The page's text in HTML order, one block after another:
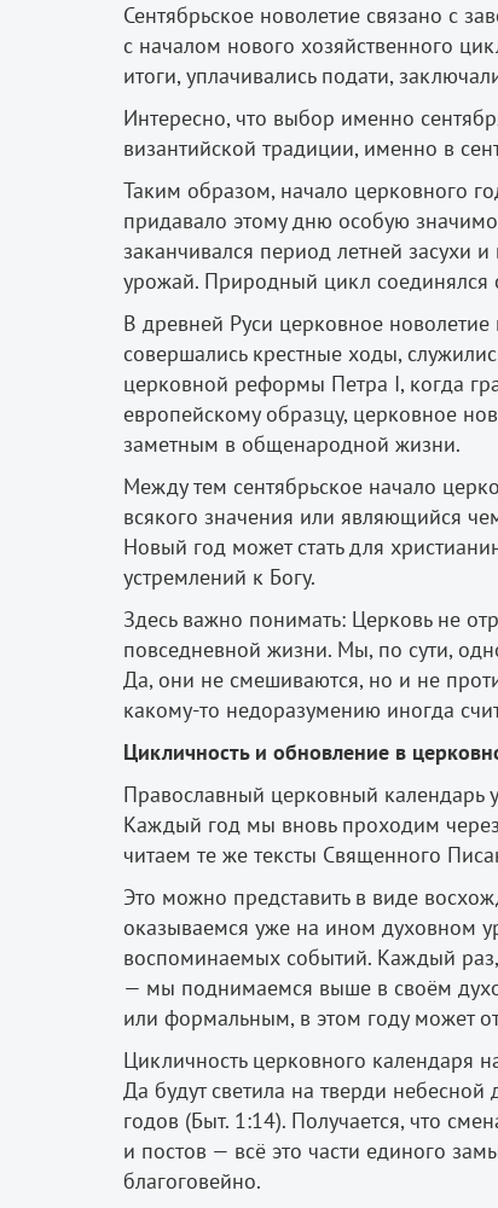
Сентябрьское новолетие связано с
с началом нового хозяйственного
итоги, уплачивались подати,
Интересно, что выбор именно
византийской традиции, именно в
Таким образом, начало церковного
придавало этому дню особую
заканчивался период летней засухи
урожай. Природный цикл
В древней Руси церковное новолетие
совершались крестные ходы,
церковной реформы Петра I, когда
европейскому образцу, церковное
заметным в общенародной жизни.
Между тем сентябрьское начало
всякого значения или являющийся
Новый год может стать для
устремлений к Богу.
Здесь важно понимать: Церковь не
повседневной жизни. Мы, по сути,
Да, они не смешиваются, но и не
какому-то недоразумению иногда
Цикличность и обновление в
Православный церковный календарь
Каждый год мы вновь проходим
читаем те же тексты Священного
Это можно представить в виде
оказываемся уже на ином духовном
воспоминаемых событий. Каждый
— мы поднимаемся выше в своём
или формальным, в этом году может
Цикличность церковного календаря
Да будут светила на тверди
годов (Быт. 1:14). Получается, что
и постов — всё это части единого
благоговейно.